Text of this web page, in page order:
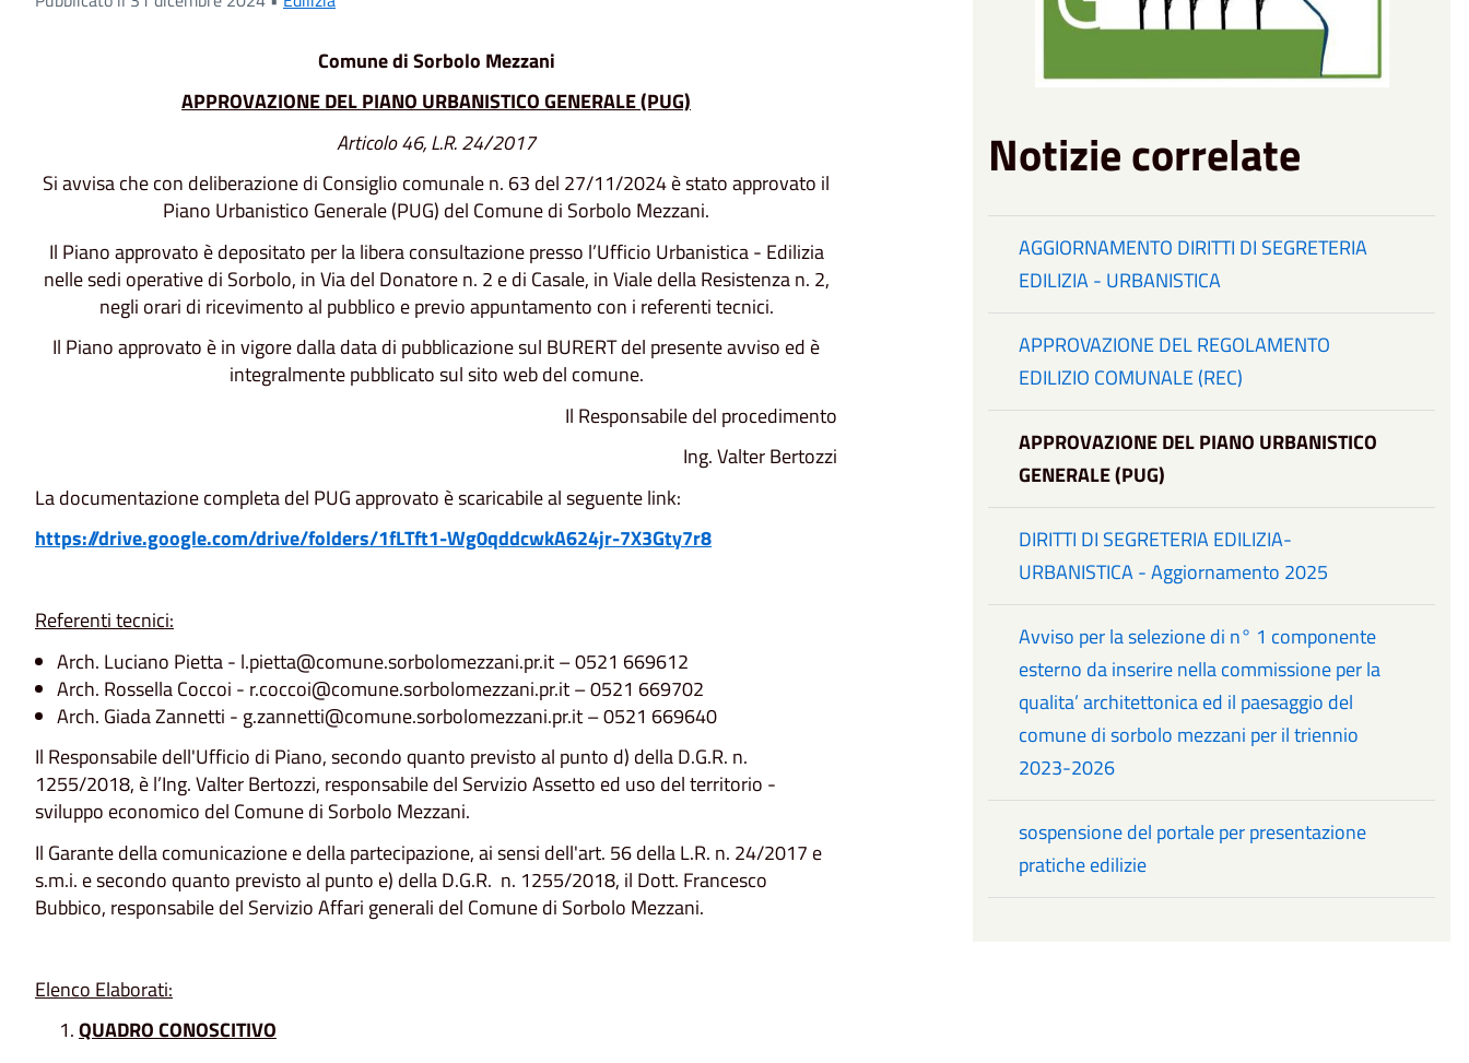
Comune di Sorbolo Mezzani
APPROVAZIONE DEL PIANO URBANISTICO GENERALE (PUG)
Articolo 46, L.R. 24/2017
Si avvisa che con deliberazione di Consiglio comunale n. 63 del 27/11/2024 è stato approvato il
Piano Urbanistico Generale (PUG) del Comune di Sorbolo Mezzani.
Il Piano approvato è depositato per la libera consultazione presso l’Ufficio Urbanistica - Edilizia
nelle sedi operative di Sorbolo, in Via del Donatore n. 2 e di Casale, in Viale della Resistenza n. 2,
negli orari di ricevimento al pubblico e previo appuntamento con i referenti tecnici.
Il Piano approvato è in vigore dalla data di pubblicazione sul BURERT del presente avviso ed è
integralmente pubblicato sul sito web del comune.
Il Responsabile del procedimento
Ing. Valter Bertozzi
La documentazione completa del PUG approvato è scaricabile al seguente link:
https://drive.google.com/drive/folders/1fLTft1-Wg0qddcwkA624jr-7X3Gty7r8
Referenti tecnici:
Arch. Luciano Pietta - l.pietta@comune.sorbolomezzani.pr.it – 0521 669612
Arch. Rossella Coccoi - r.coccoi@comune.sorbolomezzani.pr.it – 0521 669702
Arch. Giada Zannetti - g.zannetti@comune.sorbolomezzani.pr.it – 0521 669640
Il Responsabile dell'Ufficio di Piano, secondo quanto previsto al punto d) della D.G.R. n.
1255/2018, è l’Ing. Valter Bertozzi, responsabile del Servizio Assetto ed uso del territorio -
sviluppo economico del Comune di Sorbolo Mezzani.
Il Garante della comunicazione e della partecipazione, ai sensi dell'art. 56 della L.R. n. 24/2017 e
s.m.i. e secondo quanto previsto al punto e) della D.G.R. n. 1255/2018, il Dott. Francesco
Bubbico, responsabile del Servizio Affari generali del Comune di Sorbolo Mezzani.
Elenco Elaborati:
QUADRO CONOSCITIVO
Notizie correlate
AGGIORNAMENTO DIRITTI DI SEGRETERIA
EDILIZIA - URBANISTICA
APPROVAZIONE DEL REGOLAMENTO
EDILIZIO COMUNALE (REC)
APPROVAZIONE DEL PIANO URBANISTICO
GENERALE (PUG)
DIRITTI DI SEGRETERIA EDILIZIA-
URBANISTICA - Aggiornamento 2025
Avviso per la selezione di n° 1 componente
esterno da inserire nella commissione per la
qualita’ architettonica ed il paesaggio del
comune di sorbolo mezzani per il triennio
2023-2026
sospensione del portale per presentazione
pratiche edilizie